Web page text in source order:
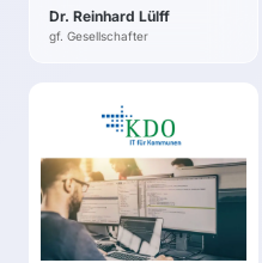
Dr. Reinhard Lülff
gf. Gesellschafter
nachhaltigen
Zukunftsplanung des
Dr. Rolf Beyer
ZIELE
Keine Ziele hinterlegt.